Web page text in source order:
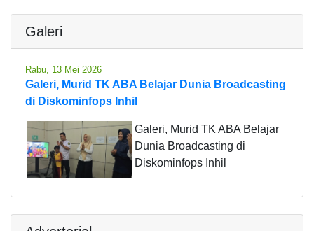
Galeri
Rabu, 13 Mei 2026
Galeri, Murid TK ABA Belajar Dunia Broadcasting
di Diskominfops Inhil
Galeri, Murid TK ABA Belajar
Dunia Broadcasting di
Diskominfops Inhil